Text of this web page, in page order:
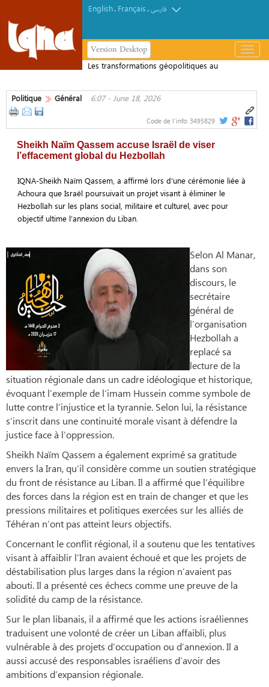
English. Français.فارسی
Version Desktop
باز
و
Les transformations géopolitiques au
Politique
Général 6:07 - June 18, 2026
Code de l'info: 3495829
Sheikh Naïm Qassem accuse Israël de viser
l’effacement global du Hezbollah
IQNA-Sheikh Naïm Qassem, a affirmé lors d’une cérémonie liée à
Achoura que Israël poursuivait un projet visant à éliminer le
Hezbollah sur les plans social, militaire et culturel, avec pour
objectif ultime l’annexion du Liban.
Selon Al Manar,
dans son
discours, le
secrétaire
général de
l’organisation
Hezbollah a
replacé sa
lecture de la
situation régionale dans un cadre idéologique et historique,
évoquant l’exemple de l’imam Hussein comme symbole de
lutte contre l’injustice et la tyrannie. Selon lui, la résistance
s’inscrit dans une continuité morale visant à défendre la
justice face à l’oppression.
Sheikh Naïm Qassem a également exprimé sa gratitude
envers la Iran, qu’il considère comme un soutien stratégique
du front de résistance au Liban. Il a affirmé que l’équilibre
des forces dans la région est en train de changer et que les
pressions militaires et politiques exercées sur les alliés de
Téhéran n’ont pas atteint leurs objectifs.
Concernant le conflit régional, il a soutenu que les tentatives
visant à affaiblir l’Iran avaient échoué et que les projets de
déstabilisation plus larges dans la région n’avaient pas
abouti. Il a présenté ces échecs comme une preuve de la
solidité du camp de la résistance.
Sur le plan libanais, il a affirmé que les actions israéliennes
traduisent une volonté de créer un Liban affaibli, plus
vulnérable à des projets d’occupation ou d’annexion. Il a
aussi accusé des responsables israéliens d’avoir des
ambitions d’expansion régionale.